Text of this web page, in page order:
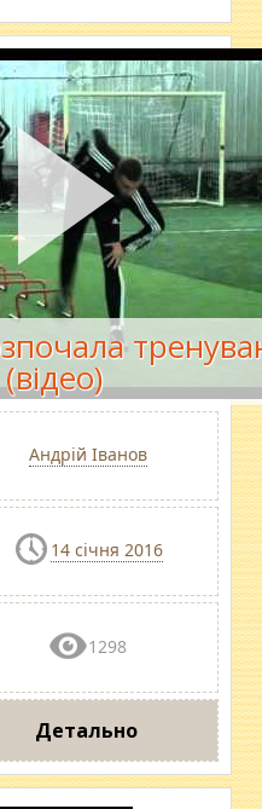
(відео)
Андрій Іванов
14 січня 2016
1298
Детально